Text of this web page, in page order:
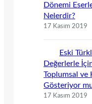
Dönemi
Nelerdir?
17 Kasım 2019
Eski
Değerlerle
Toplumsal ve
Gösteriyor
17 Kasım 2019